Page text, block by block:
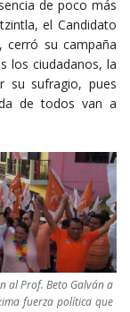
de poco más
el Candidato
cerró su campaña
los ciudadanos, la
su sufragio, pues
de todos van a
al Prof. Beto Galván a
fuerza política que